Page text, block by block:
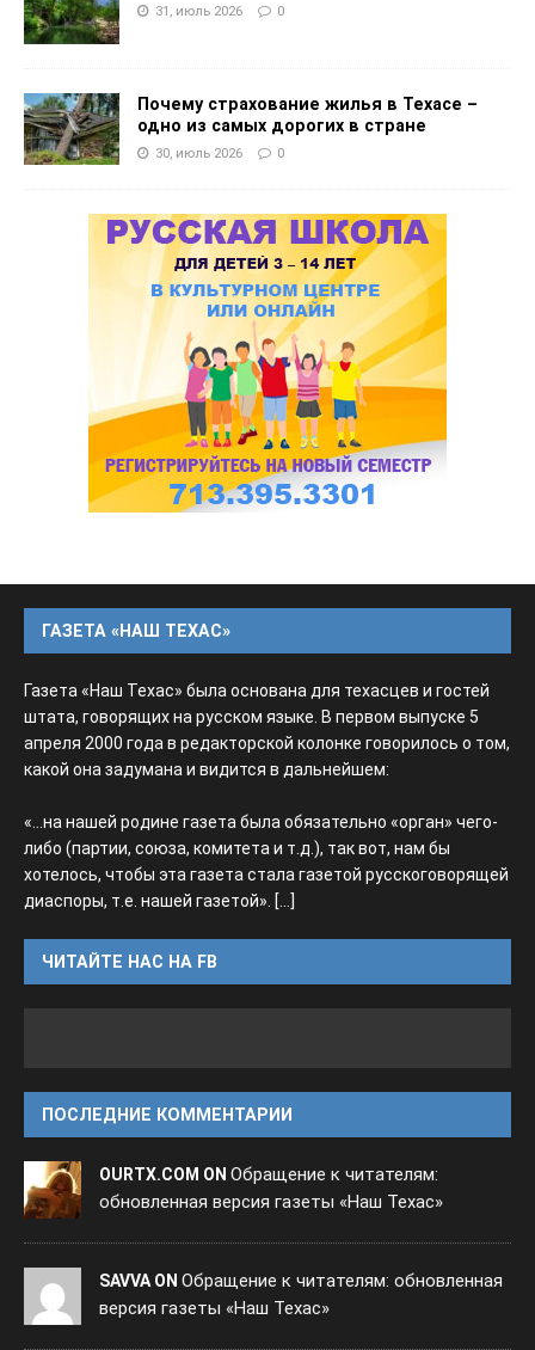
31, июль 2026 0
Почему страхование жилья в Техасе –
одно из самых дорогих в стране
30, июль 2026 0
ГАЗЕТА «НАШ ТЕХАС»
Газета «Наш Техас» была основана для техасцев и гостей
штата, говорящих на русском языке. В первом выпуске 5
апреля 2000 года в редакторской колонке говорилось о том,
какой она задумана и видится в дальнейшем:
«...на нашей родине газета была обязательно «орган» чего-
либо (партии, союза, комитета и т.д.), так вот, нам бы
хотелось, чтобы эта газета стала газетой русскоговорящей
диаспоры, т.е. нашей газетой». [...]
ЧИТАЙТЕ НАС НА FB
ПОСЛЕДНИЕ КОММЕНТАРИИ
OURTX.COM ON Обращение к читателям:
обновленная версия газеты «Наш Техас»
SAVVA ON Обращение к читателям: обновленная
версия газеты «Наш Техас»